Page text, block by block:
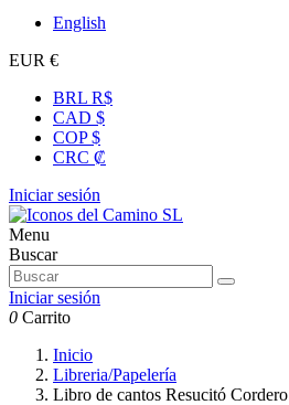
English
EUR €
BRL R$
CAD $
COP $
CRC ₡
Iniciar sesión
Menu
Buscar
Iniciar sesión
0 Carrito
Inicio
Libreria/Papelería
Libro de cantos Resucitó Cordero